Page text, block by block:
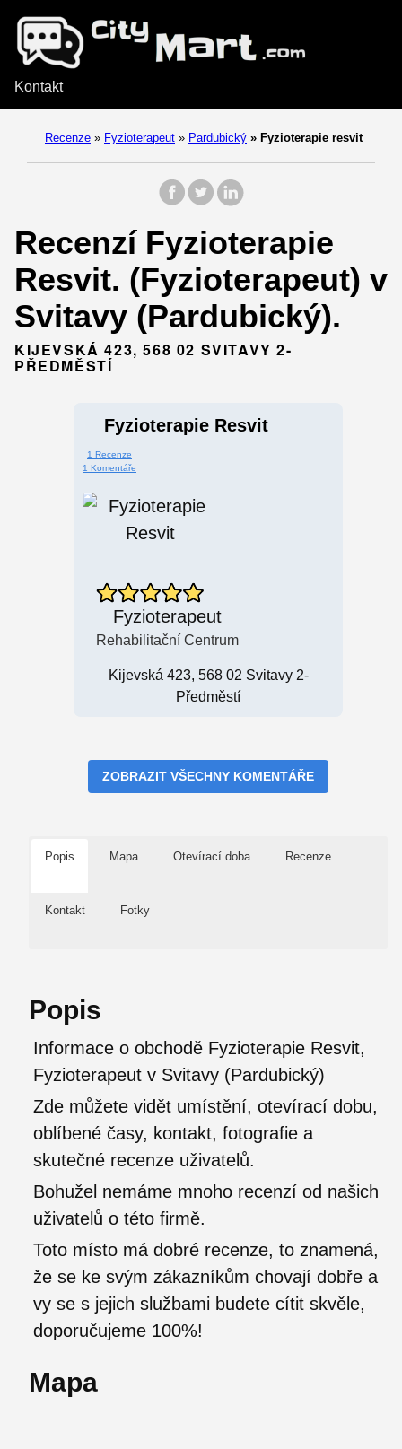
Kontakt
Recenze » Fyzioterapeut » Pardubický » Fyzioterapie resvit
Recenzí Fyzioterapie
Resvit. (Fyzioterapeut) v
Svitavy (Pardubický).
KIJEVSKÁ 423, 568 02 SVITAVY 2-
PŘEDMĚSTÍ
Fyzioterapie Resvit
1 Recenze
1 Komentáře
Fyzioterapeut
Rehabilitační Centrum
Kijevská 423, 568 02 Svitavy 2-
Předměstí
ZOBRAZIT VŠECHNY KOMENTÁŘE
Popis Mapa Otevírací doba Recenze
Kontakt Fotky
Popis
Informace o obchodě Fyzioterapie Resvit,
Fyzioterapeut v Svitavy (Pardubický)
Zde můžete vidět umístění, otevírací dobu,
oblíbené časy, kontakt, fotografie a
skutečné recenze uživatelů.
Bohužel nemáme mnoho recenzí od našich
uživatelů o této firmě.
Toto místo má dobré recenze, to znamená,
že se ke svým zákazníkům chovají dobře a
vy se s jejich službami budete cítit skvěle,
doporučujeme 100%!
Mapa